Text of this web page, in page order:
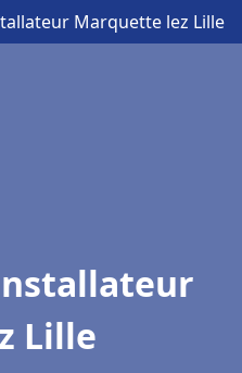
Marquette lez Lille
Lille